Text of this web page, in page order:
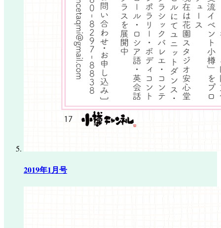
2019年1月号